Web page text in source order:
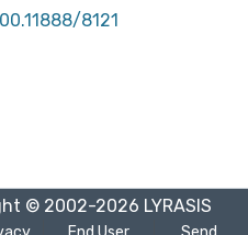
8121
© 2002-2026 LYRASIS